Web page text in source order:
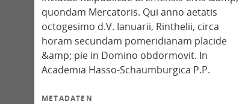
quondam Mercatoris. Qui anno aetatis
octogesimo d.V. Ianuarii, Rinthelii, circa
horam secundam pomeridianam placide
&amp; pie in Domino obdormovit. In
Academia Hasso-Schaumburgica P.P.
METADATEN